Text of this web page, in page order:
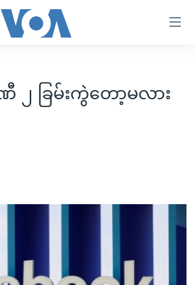
လွန်
အလက်များ
ဏီ ၂ ခြမ်းကွဲတော့မလား